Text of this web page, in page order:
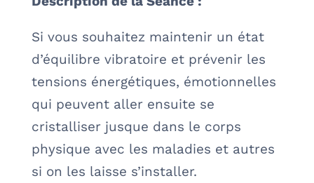
Si vous souhaitez maintenir un état
d’équilibre vibratoire et prévenir les
tensions énergétiques, émotionnelles
qui peuvent aller ensuite se
cristalliser jusque dans le corps
physique avec les maladies et autres
si on les laisse s’installer.